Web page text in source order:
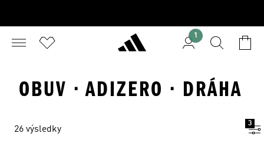
1
OBUV · ADIZERO · DRÁHA
26 výsledky
3